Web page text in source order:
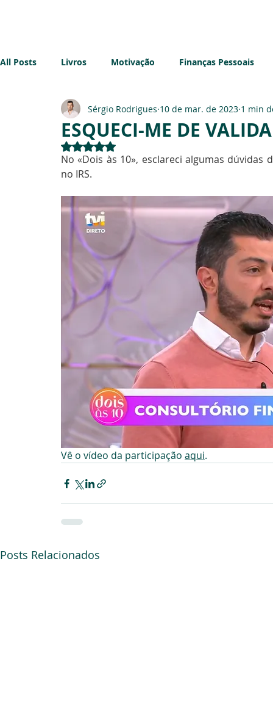
All Posts Livros Motivação Finanças Pessoais
Imobiliário Sustentabilidade Impostos
ESQUECI-ME DE
Sérgio Rodrigues 10 de mar. de 2023 1 min
Avaliado com NaN de 5 estrelas.
No «Dois às 10», esclareci algumas
no IRS.
Vê o vídeo da participação aqui.
Posts Relacionados